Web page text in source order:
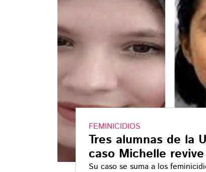
FEMINICIDIOS
Tres alumnas de la
caso Michelle
Su caso se suma a los